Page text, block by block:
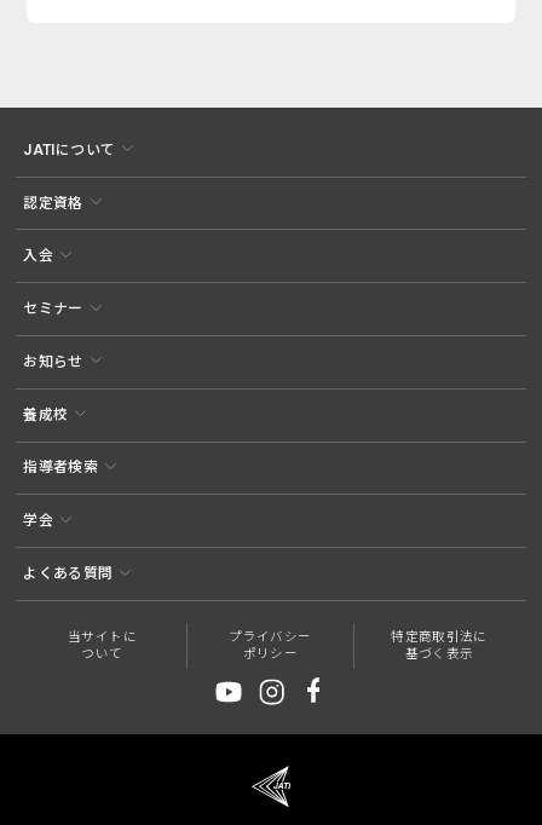
JATIについて
認定資格
入会
セミナー
お知らせ
養成校
指導者検索
学会
よくある質問
当サイトに
ついて
プライバシー
ポリシー
特定商取引法に
基づく表示